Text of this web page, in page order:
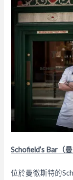
Schofield’s Bar （
位於曼徹斯特的